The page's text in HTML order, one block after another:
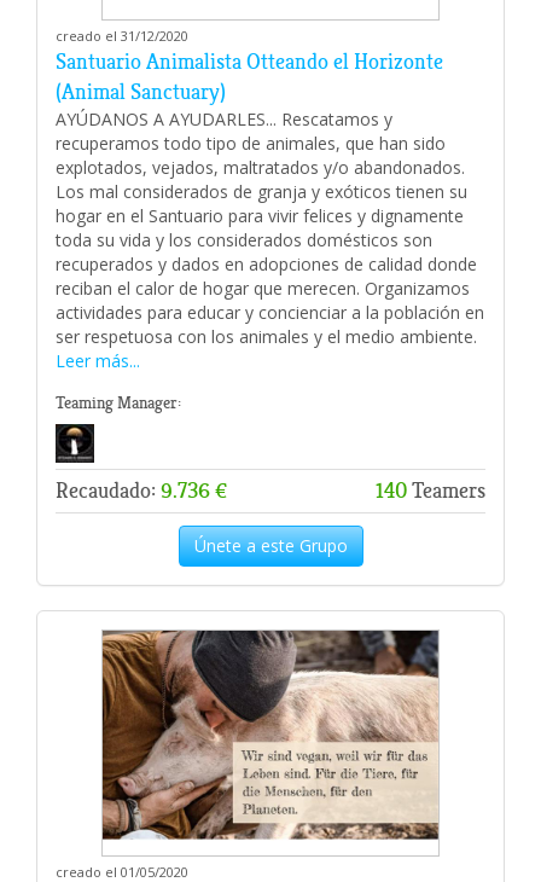
creado el 31/12/2020
Santuario Animalista Otteando el Horizonte
(Animal Sanctuary)
AYÚDANOS A AYUDARLES... Rescatamos y
recuperamos todo tipo de animales, que han sido
explotados, vejados, maltratados y/o abandonados.
Los mal considerados de granja y exóticos tienen su
hogar en el Santuario para vivir felices y dignamente
toda su vida y los considerados domésticos son
recuperados y dados en adopciones de calidad donde
reciban el calor de hogar que merecen. Organizamos
actividades para educar y concienciar a la población en
ser respetuosa con los animales y el medio ambiente.
Leer más...
Teaming Manager:
Recaudado: 9.736 € 140Teamers
Únete a este Grupo
creado el 01/05/2020